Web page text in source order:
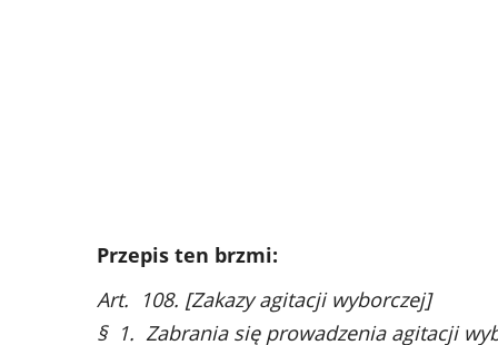
Przepis ten brzmi:
Art. 108. [Zakazy agitacji wyborczej]
§ 1. Zabrania się prowadzenia agitacji